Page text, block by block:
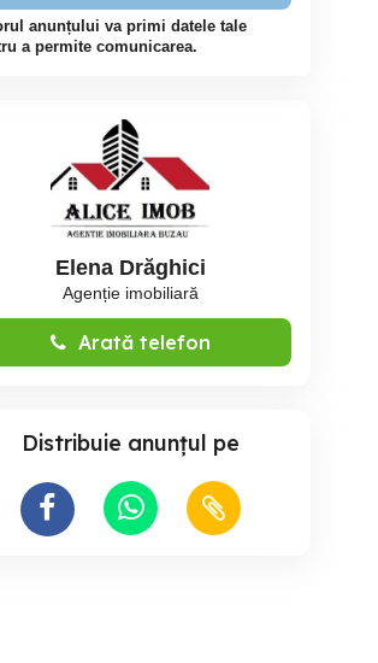
anunțului va primi datele tale
a permite comunicarea.
Elena Drăghici
Agenție imobiliară
Arată telefon
Distribuie anunțul pe